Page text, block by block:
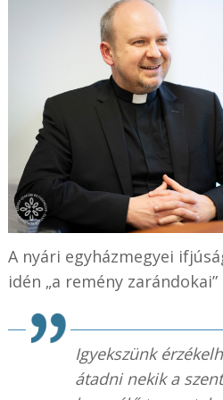
A nyári egyházmegyei
idén „a remény zarándokai”
Igyekszünk
átadni nekik a